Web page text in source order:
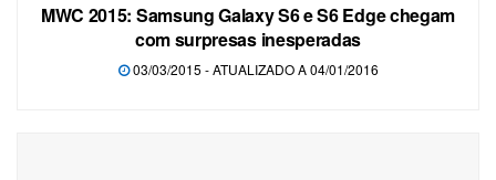
MWC 2015: Samsung Galaxy S6 e S6 Edge chegam
com surpresas inesperadas
03/03/2015 - ATUALIZADO A 04/01/2016